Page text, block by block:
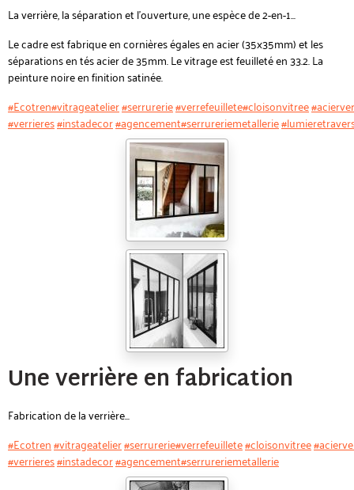
La verrière, la séparation et l'ouverture, une espèce de 2-en-1...
Le cadre est fabrique en cornières égales en acier (35x35mm) et les
séparations en tés acier de 35mm. Le vitrage est feuilleté en 33.2. La
peinture noire en finition satinée.
#Ecotren#vitrageatelier#serrurerie#verrefeuillete#cloisonvitree
#verrieres#instadecor#agencement#serrureriemetallerie
Une verrière en fabrication
Fabrication de la verrière...
#Ecotren#vitrageatelier#serrurerie#verrefeuillete#cloisonvitree
#verrieres#instadecor#agencement#serrureriemetallerie